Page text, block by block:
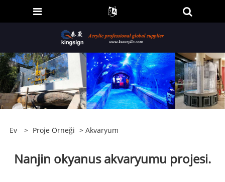
Ev > Proje Örneği > Akvaryum
Nanjin okyanus akvaryumu projesi.